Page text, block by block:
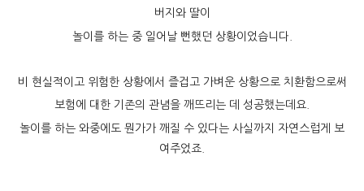
버지와 딸이
놀이를 하는 중 일어날 뻔했던 상황이었습니다.
비 현실적이고 위험한 상황에서 즐겁고 가벼운 상황으로 치환함으로써
보험에 대한 기존의 관념을 깨뜨리는 데 성공했는데요.
놀이를 하는 와중에도 뭔가가 깨질 수 있다는 사실까지 자연스럽게 보
여주었죠.